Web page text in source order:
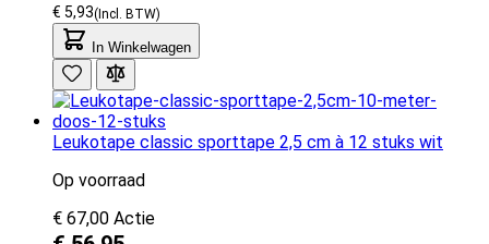
€ 5,93
In Winkelwagen
Leukotape classic sporttape 2,5 cm à 12 stuks wit
Op voorraad
€ 67,00 Actie